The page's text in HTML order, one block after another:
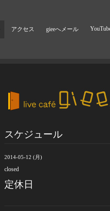
アクセス gieeへメール
スケジュール
2014-05-12 (月)
closed
定休日